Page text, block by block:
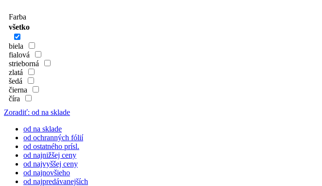
Farba
všetko
biela
fialová
strieborná
zlatá
šedá
čierna
číra
Zoradiť: od na sklade
od na sklade
od ochranných fólií
od ostatného prísl.
od najnižšej ceny
od najvyššej ceny
od najnovšieho
od najpredávanejších